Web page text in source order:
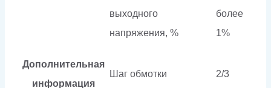
Дополнительная
информация
выходного
напряжения, %
более
1%
Шаг обмотки 2/3